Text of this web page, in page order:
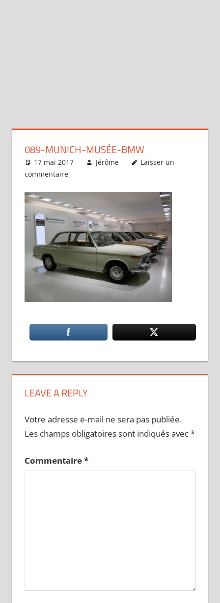
089-MUNICH-MUSÉE-BMW
17 mai 2017 Jérôme
Laisser un
commentaire
LEAVE A REPLY
Votre adresse e-mail ne sera pas publiée.
Les champs obligatoires sont indiqués avec*
Commentaire*